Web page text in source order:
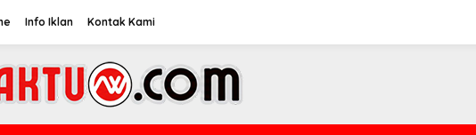
Info Iklan Kontak Kami